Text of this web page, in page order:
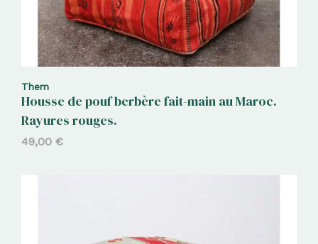
Them
Housse de pouf berbère fait-main au Maroc.
Rayures rouges.
49,00 €